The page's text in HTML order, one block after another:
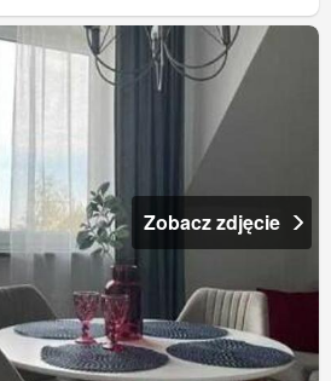
Zobacz zdjęcie